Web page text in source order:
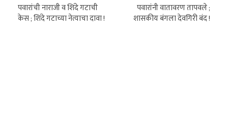
पवारांची नाराजी व शिंदे गटाची
केस ; शिंदे गटाच्या नेत्याचा दावा !
पवारांनी वातावरण तापवले ;
शासकीय बंगला देवगिरी बंद !